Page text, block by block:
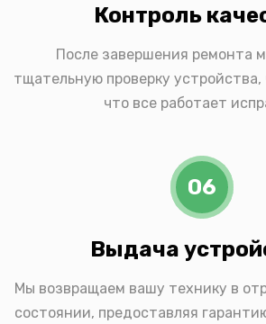
Контроль
После завершения ремонта
тщательную проверку
что все работает
06
Выдача
Мы возвращаем вашу технику в
состоянии, предоставляя